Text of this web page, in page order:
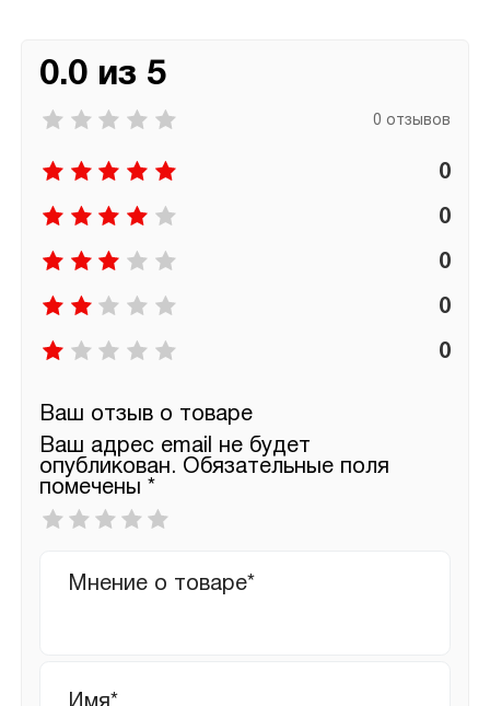
0.0 из 5
0 отзывов
0
0
0
0
0
Ваш отзыв о товаре
Ваш адрес email не будет
опубликован. Обязательные поля
помечены *
Ваша
оценка
отзыв